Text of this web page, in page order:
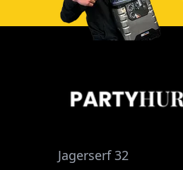
Jagerserf 32